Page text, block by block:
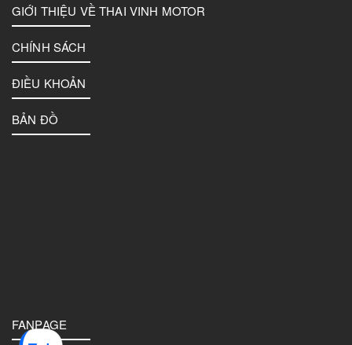
GIỚI THIỆU VỀ THAI VINH MOTOR
CHÍNH SÁCH
ĐIỀU KHOẢN
BẢN ĐỒ
FANPAGE